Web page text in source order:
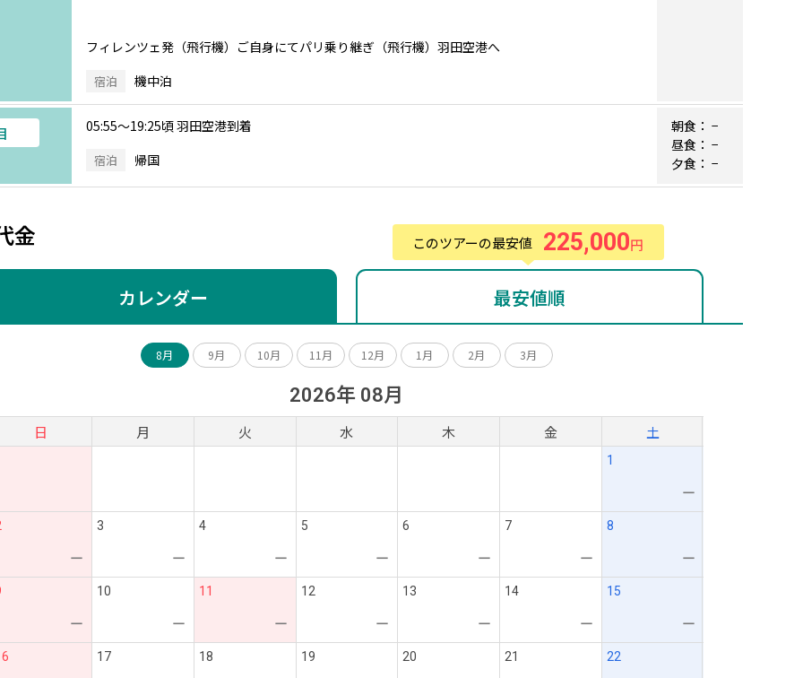
フィレンツェ発（飛行機）ご自身にてパリ乗り継ぎ（飛行機）羽田空港へ
宿泊 機中泊
05:55～19:25頃 羽田空港到着
宿泊 帰国
朝食： −
昼食： −
夕食： −
金 このツアーの最安値 225,000円
カレンダー 最安値順
8月 9月 10月 11月 12月 1月 2月 3月
2026年 08月
日 月 火 水 木 金 土
1
ー
ー
3
ー
4
ー
5
ー
6
ー
7
ー
8
ー
ー
10
ー
11
ー
12
ー
13
ー
14
ー
15
ー
17 18 19 20 21 22